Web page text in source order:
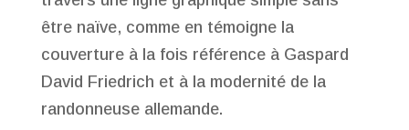
être naïve, comme en témoigne la
couverture à la fois référence à Gaspard
David Friedrich et à la modernité de la
randonneuse allemande.